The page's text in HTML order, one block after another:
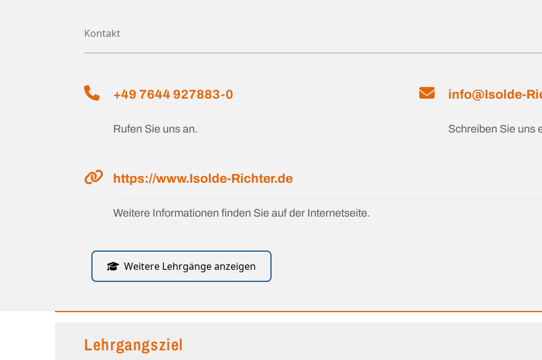
Kontakt
+49 7644 927883-0
Rufen Sie uns an.
info@Isolde-
Schreiben Sie uns
https://www.Isolde-Richter.de
Weitere Informationen finden Sie auf der Internetseite.
Weitere Lehrgänge anzeigen
Lehrgangsziel